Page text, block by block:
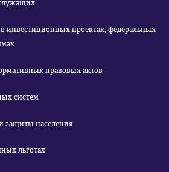
инвестиционных проектах, федеральных
правовых актов
систем
защиты населения
льготах